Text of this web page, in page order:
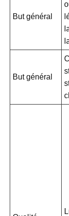
But général
But général